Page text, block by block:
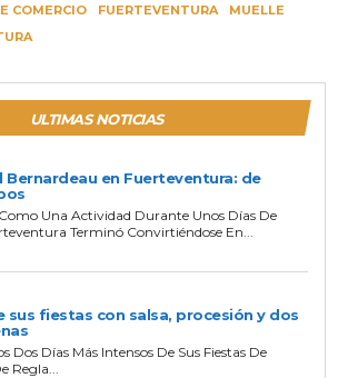
COMERCIO FUERTEVENTURA
MUELLE
ULTIMAS NOTICIAS
Bernardeau en Fuerteventura: de
Una Actividad Durante Unos Días De
Terminó Convirtiéndose En...
sus fiestas con salsa, procesión y dos
Dos Días Más Intensos De Sus Fiestas De
Regla...